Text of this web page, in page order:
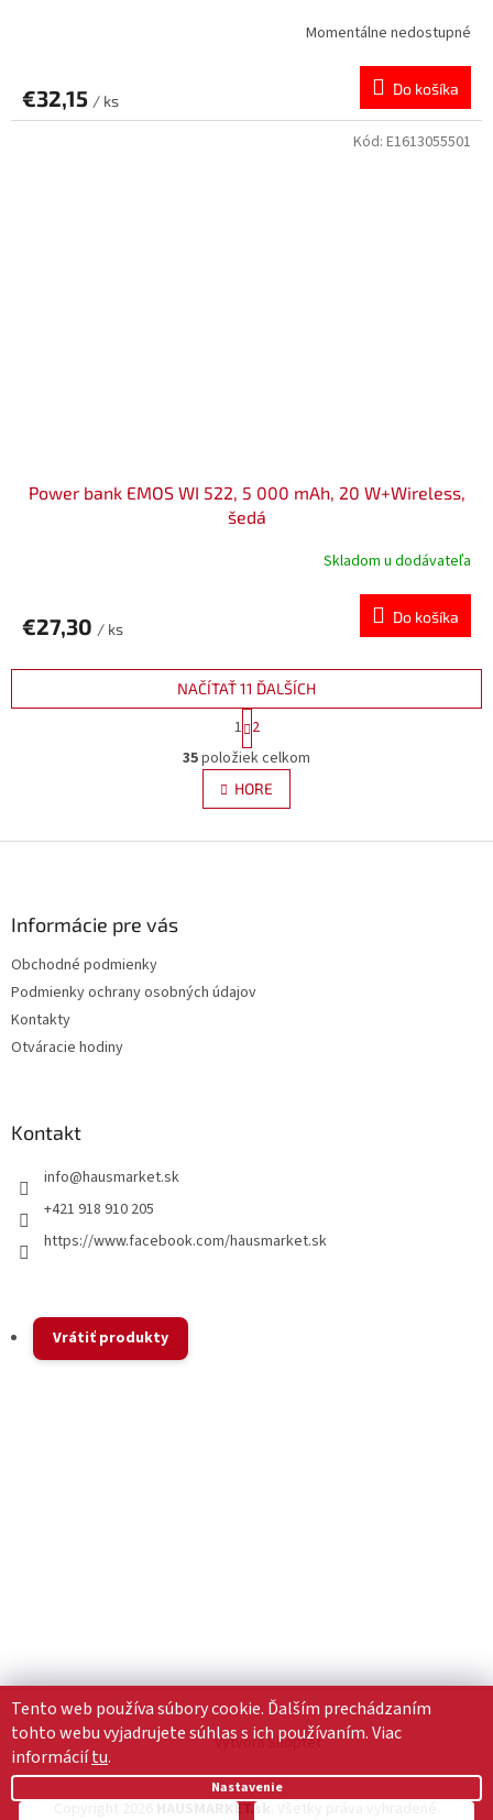
Tento web používa súbory cookie. Ďalším prechádzaním
tohto webu vyjadrujete súhlas s ich používaním. Viac
informáciítu.
Nastavenie
Momentálne nedostupné
€32,15 / ks
Do košíka
Power bank EMOS WI 522, 5 000 mAh, 20 W+Wireless,
šedá
Skladom u dodávateľa
€27,30 / ks
Do košíka
Kód: E1613055501
O
v
l
á
k
NAČÍTAŤ 11 ĎALŠÍCH
S
t
r
á
n
k
v
1 2
35položiek celkom
HORE
Informácie pre vás
Obchodné podmienky
Podmienky ochrany osobných údajov
Kontakty
Otváracie hodiny
Kontakt
info@hausmarket.sk
+421 918 910 205
https://www.facebook.com/hausmarket.sk
Vrátiť produkty
Vytvoril Shoptet
HAUSMARKET.sk